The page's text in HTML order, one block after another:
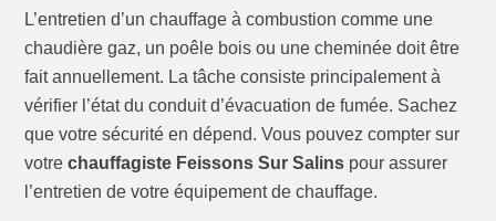
L’entretien d’un chauffage à combustion comme une
chaudière gaz, un poêle bois ou une cheminée doit être
fait annuellement. La tâche consiste principalement à
vérifier l’état du conduit d’évacuation de fumée. Sachez
que votre sécurité en dépend. Vous pouvez compter sur
votrechauffagiste Feissons Sur Salins pour assurer
l’entretien de votre équipement de chauffage.